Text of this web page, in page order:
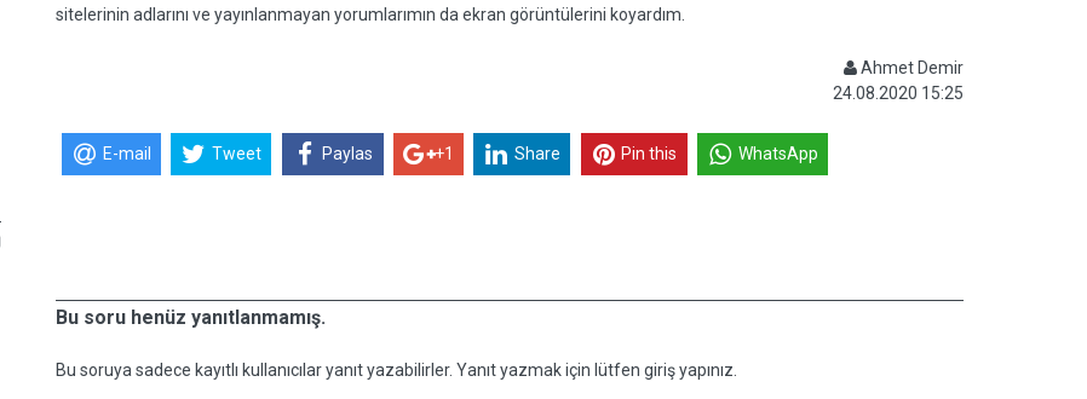
sitelerinin adlarını ve yayınlanmayan yorumlarımın da ekran görüntülerini koyardım.
Ahmet Demir
24.08.2020 15:25
E-mail Tweet Paylas +1 Share Pin this WhatsApp
Bu soru henüz yanıtlanmamış.
Bu soruya sadece kayıtlı kullanıcılar yanıt yazabilirler. Yanıt yazmak için lütfen giriş yapınız.